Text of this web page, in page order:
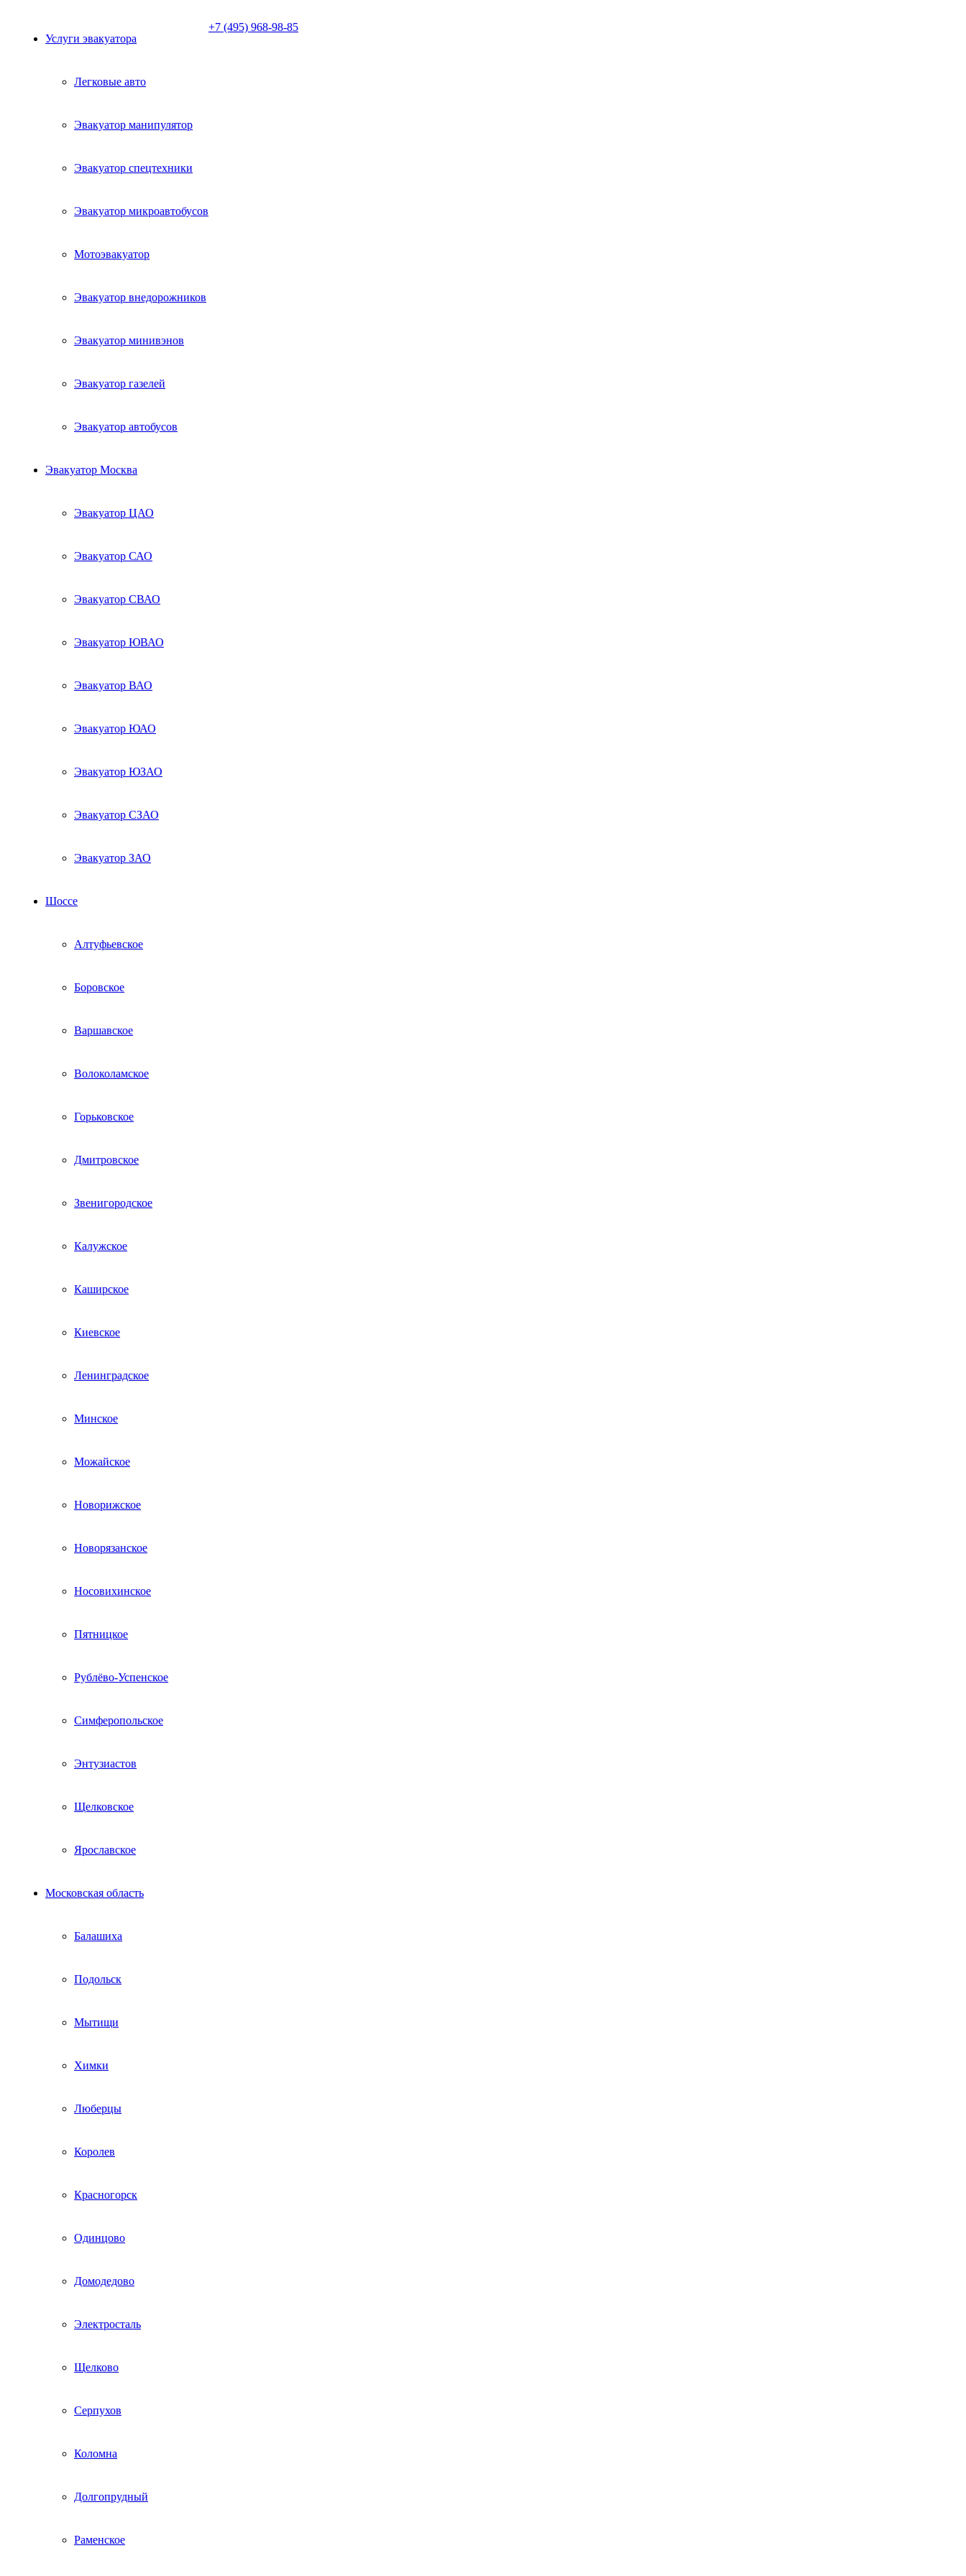
Услуги эвакуатора
Легковые авто
Эвакуатор манипулятор
Эвакуатор спецтехники
Эвакуатор микроавтобусов
Мотоэвакуатор
Эвакуатор внедорожников
Эвакуатор минивэнов
Эвакуатор газелей
Эвакуатор автобусов
Эвакуатор Москва
Эвакуатор ЦАО
Эвакуатор САО
Эвакуатор СВАО
Эвакуатор ЮВАО
Эвакуатор ВАО
Эвакуатор ЮАО
Эвакуатор ЮЗАО
Эвакуатор СЗАО
Эвакуатор ЗАО
Шоссе
Алтуфьевское
Боровское
Варшавское
Волоколамское
Горьковское
Дмитровское
Звенигородское
Калужское
Каширское
Киевское
Ленинградское
Минское
Можайское
Новорижское
Новорязанское
Носовихинское
Пятницкое
Рублёво-Успенское
Симферопольское
Энтузиастов
Щелковское
Ярославское
Московская область
Балашиха
Подольск
Мытищи
Химки
Люберцы
Королев
Красногорск
Одинцово
Домодедово
Электросталь
Щелково
Серпухов
Коломна
Долгопрудный
Раменское
+7 (495) 968-98-85